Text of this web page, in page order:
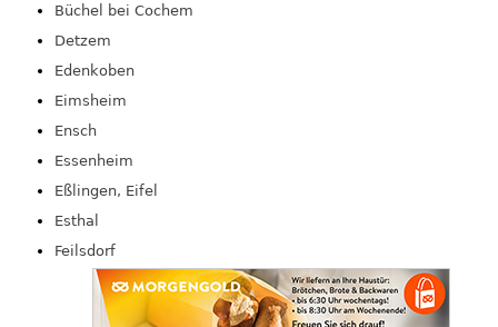
Büchel bei Cochem
Detzem
Edenkoben
Eimsheim
Ensch
Essenheim
Eßlingen, Eifel
Esthal
Feilsdorf